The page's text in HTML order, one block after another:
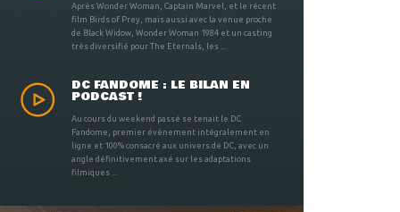
Après Wonder Woman, Captain Marvel, et le récent
film Birds of Prey, mais aussi avec la venue proche
de Black Widow, Wonder Woman 1984 et un casting
très diversifié pour The Eternals, les ...
DC FANDOME : LE BILAN EN
PODCAST !
Au cours du weekend passé se tenait le DC
Fandome, premier évènement intégralement en
ligne et 100% consacré aux univers de DC, avec un
angle définitivement axé sur les adaptations
filmiques ...